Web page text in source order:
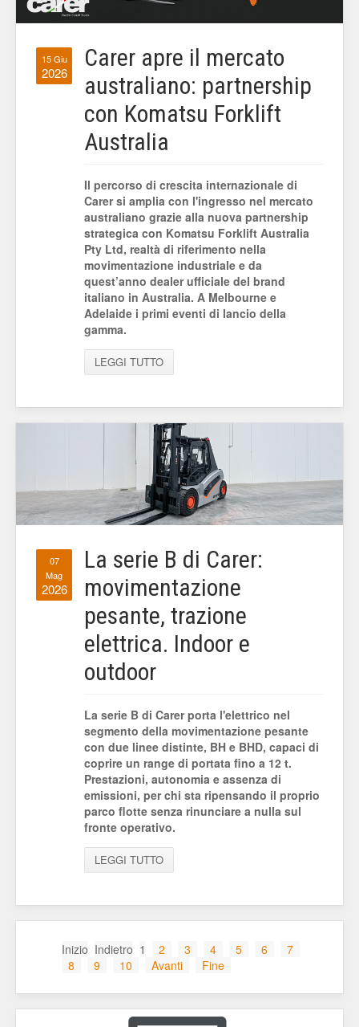
15 Giu
2026
Carer apre il mercato
australiano: partnership
con Komatsu Forklift
Australia
Il percorso di crescita internazionale di
Carer si amplia con l'ingresso nel mercato
australiano grazie alla nuova partnership
strategica con Komatsu Forklift Australia
Pty Ltd, realtà di riferimento nella
movimentazione industriale e da
quest’anno dealer ufficiale del brand
italiano in Australia. A Melbourne e
Adelaide i primi eventi di lancio della
gamma.
LEGGI TUTTO
07
Mag
2026
La serie B di Carer:
movimentazione
pesante, trazione
elettrica. Indoor e
outdoor
La serie B di Carer porta l'elettrico nel
segmento della movimentazione pesante
con due linee distinte, BH e BHD, capaci di
coprire un range di portata fino a 12 t.
Prestazioni, autonomia e assenza di
emissioni, per chi sta ripensando il proprio
parco flotte senza rinunciare a nulla sul
fronte operativo.
LEGGI TUTTO
Inizio Indietro 1 2 3 4 5 6
7
8
9 10 Avanti Fine